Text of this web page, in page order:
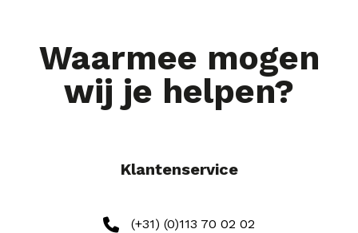
Waarmee mogen
wij je helpen?
Klantenservice
(+31) (0)113 70 02 02